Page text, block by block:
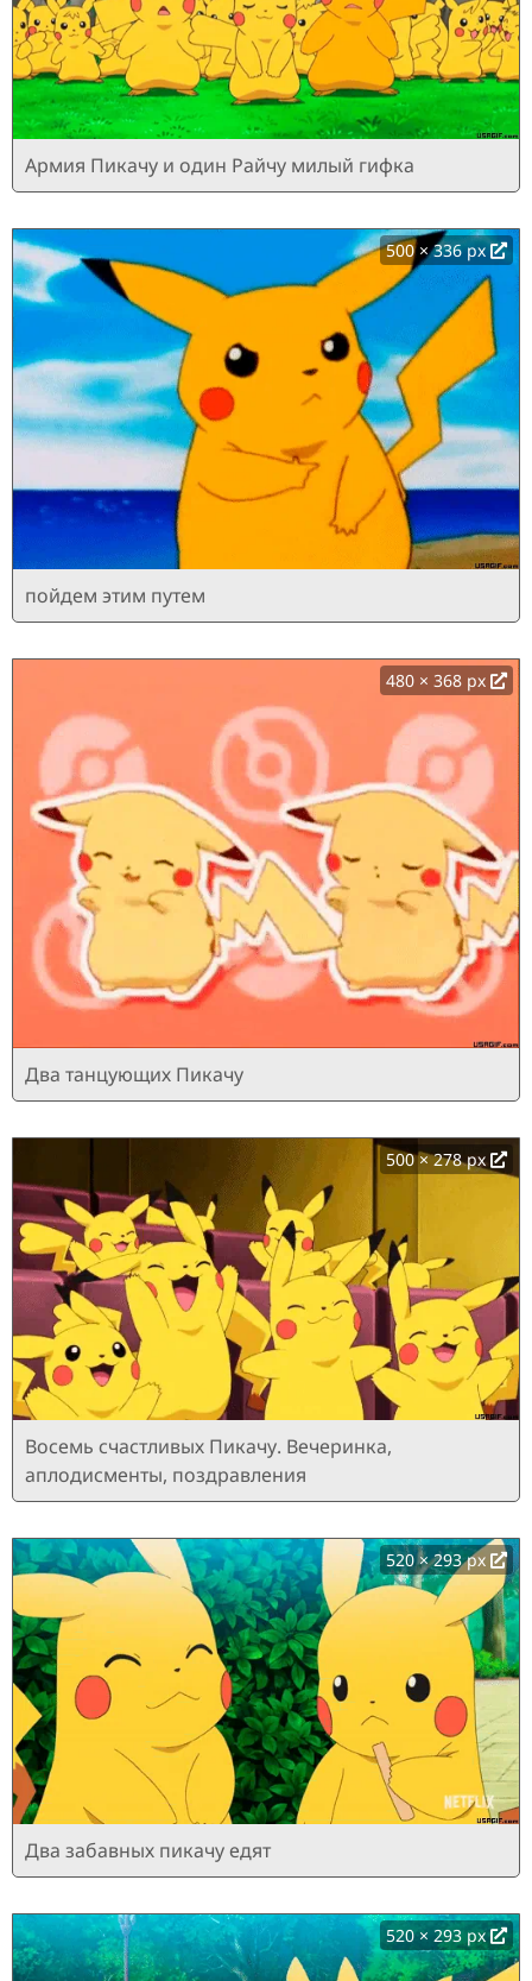
Армия Пикачу и один Райчу милый гифка
500 × 336 px
пойдем этим путем
480 × 368 px
Два танцующих Пикачу
500 × 278 px
Восемь счастливых Пикачу. Вечеринка,
аплодисменты, поздравления
520 × 293 px
Два забавных пикачу едят
520 × 293 px